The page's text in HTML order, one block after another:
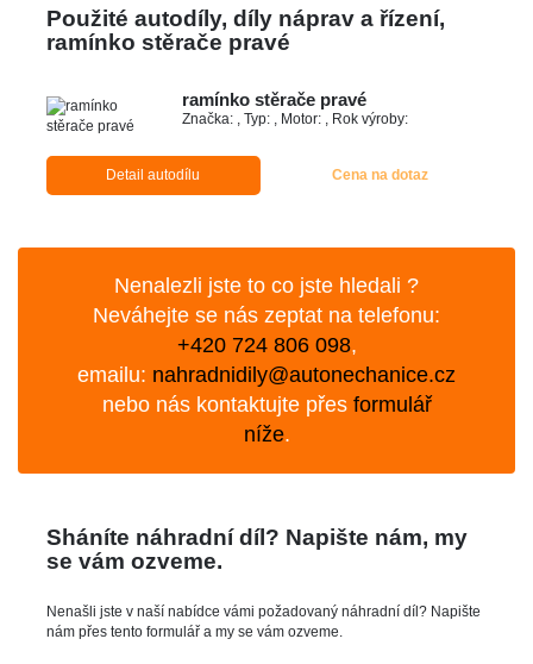
Použité autodíly, díly náprav a řízení,
ramínko stěrače pravé
ramínko stěrače pravé
Značka: , Typ: , Motor: , Rok výroby:
Detail autodílu Cena na dotaz
Nenalezli jste to co jste hledali ?
Neváhejte se nás zeptat na telefonu:
+420 724 806 098,
emailu: nahradnidily@autonechanice.cz
nebo nás kontaktujte přes formulář
níže.
Sháníte náhradní díl? Napište nám, my
se vám ozveme.
Nenašli jste v naší nabídce vámi požadovaný náhradní díl? Napište
nám přes tento formulář a my se vám ozveme.